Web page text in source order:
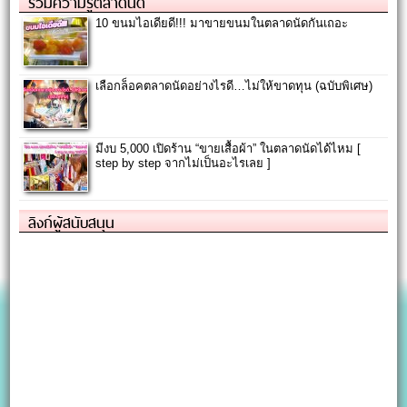
10 ขนมไอเดียดี!!! มาขายขนมในตลาดนัดกันเถอะ
เลือกล็อคตลาดนัดอย่างไรดี…ไม่ให้ขาดทุน (ฉบับพิเศษ)
มีงบ 5,000 เปิดร้าน “ขายเสื้อผ้า” ในตลาดนัดได้ไหม [
step by step จากไม่เป็นอะไรเลย ]
ลิงก์ผู้สนับสนุน